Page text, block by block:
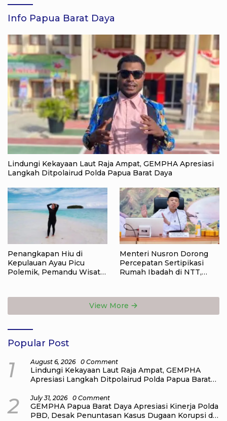
Info Papua Barat Daya
Lindungi Kekayaan Laut Raja Ampat, GEMPHA Apresiasi
Langkah Ditpolairud Polda Papua Barat Daya
Penangkapan Hiu di
Kepulauan Ayau Picu
Polemik, Pemandu Wisata:
Menteri Nusron Dorong
Percepatan Sertipikasi
Rumah Ibadah di NTT,
View More
Popular Post
1 August 6, 2026 0 Comment
Lindungi Kekayaan Laut Raja Ampat, GEMPHA
Apresiasi Langkah Ditpolairud Polda Papua Barat
2 July 31, 2026 0 Comment
GEMPHA Papua Barat Daya Apresiasi Kinerja Polda
PBD, Desak Penuntasan Kasus Dugaan Korupsi di